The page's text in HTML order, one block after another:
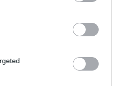
του
είναι εξοπλισμένο
στην
κύρια